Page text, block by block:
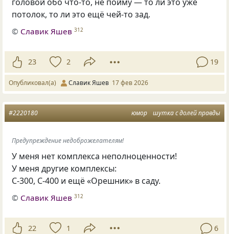
потолок, то ли это ещё чей-то зад.
© Славик Яшев 312
23 2 19
Опубликовал(а) Славик Яшев 17 фев 2026
юмор шутка с долей правды
#2220180
Предупреждение недоброжелателям!
У меня нет комплекса неполноценности!
У меня другие комплексы:
С-300, С-400 и ещё «Орешник» в саду.
© Славик Яшев 312
22 1 6